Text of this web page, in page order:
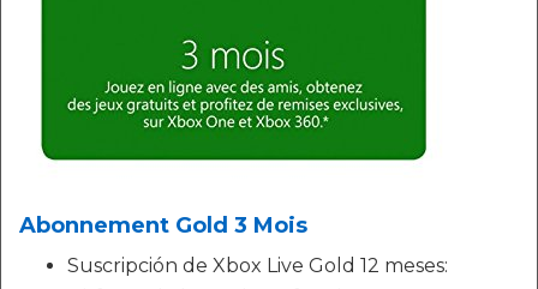
Abonnement Gold 3 Mois
Suscripción de Xbox Live Gold 12 meses: